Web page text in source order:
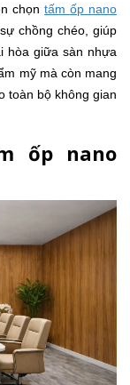
chọntấm ốp nano
chồng chéo, giúp
hòa giữa sàn nhựa
mỹ mà còn mang
toàn bộ không gian
ốp nano